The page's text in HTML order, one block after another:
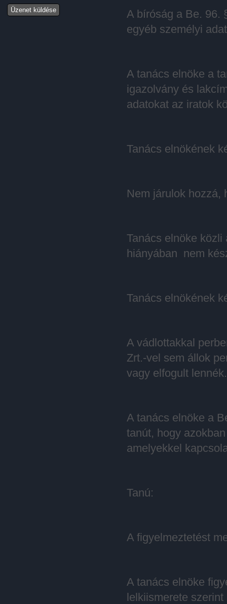
A bíróság a Be. 96.
egyéb személyi
A tanács elnöke a
igazolvány és
adatokat az iratok
Tanács elnökének
Nem járulok hozzá,
Tanács elnöke
hiányában nem
Tanács elnökének
A vádlottakkal
Zrt.-vel sem állok
vagy elfogult lennék.
A tanács elnöke a
tanút, hogy
amelyekkel
Tanú:
A figyelmeztetést
A tanács elnöke
lelkiismerete